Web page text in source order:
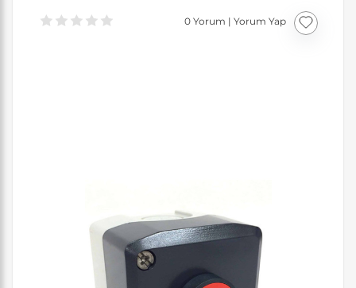
0 Yorum | Yorum Yap